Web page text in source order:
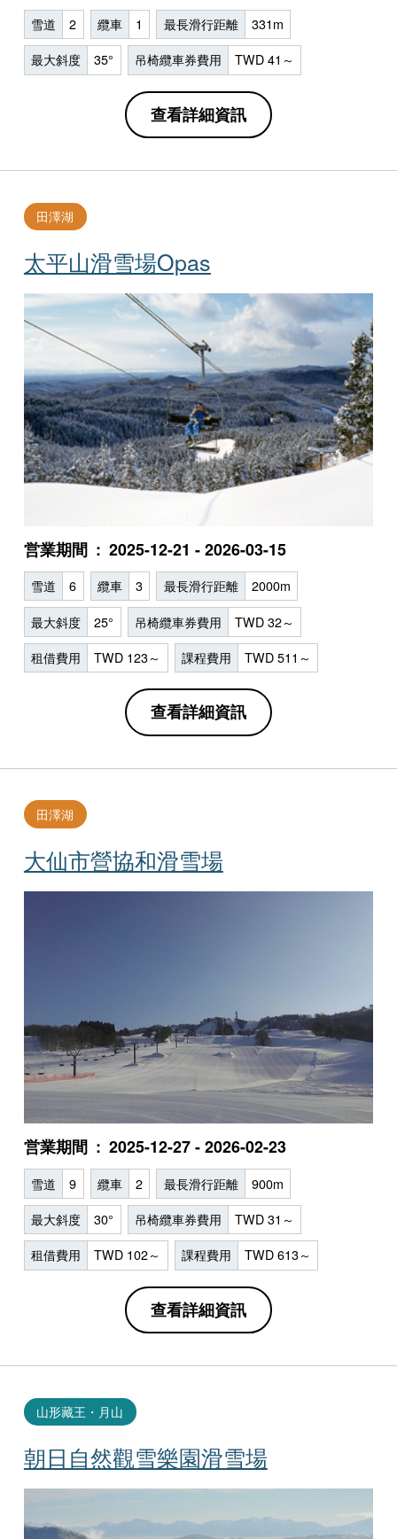
雪道 2 纜車 1 最長滑行距離 331m
最大斜度 35° 吊椅纜車券費用 TWD 41～
查看詳細資訊
太平山滑雪場Opas
田澤湖
営業期間 2025-12-21 - 2026-03-15
雪道 6 纜車 3 最長滑行距離 2000m
最大斜度 25° 吊椅纜車券費用 TWD 32～
租借費用 TWD 123～ 課程費用 TWD 511～
查看詳細資訊
大仙市營協和滑雪場
田澤湖
営業期間 2025-12-27 - 2026-02-23
雪道 9 纜車 2 最長滑行距離 900m
最大斜度 30° 吊椅纜車券費用 TWD 31～
租借費用 TWD 102～ 課程費用 TWD 613～
查看詳細資訊
朝日自然觀雪樂園滑雪場
山形藏王・月山